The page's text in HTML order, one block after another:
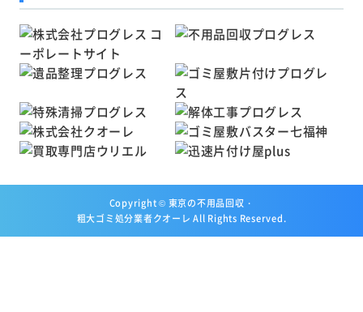
Copyright © 東京の不用品回収・
粗大ゴミ処分業者クオーレ All Rights Reserved.